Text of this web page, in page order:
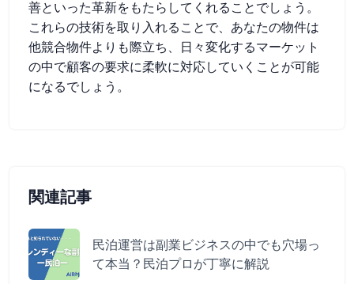
関連記事
民泊運営は副業ビジネスの中でも穴場っ
て本当？民泊プロが丁寧に解説
善といった革新をもたらしてくれることでしょう。
これらの技術を取り入れることで、あなたの物件は
他競合物件よりも際立ち、日々変化するマーケット
の中で顧客の要求に柔軟に対応していくことが可能
になるでしょう。